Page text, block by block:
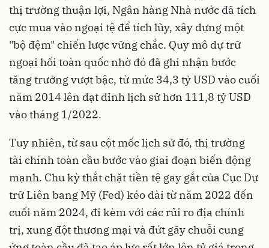
thị trường thuận lợi, Ngân hàng Nhà nước đã tích
cực mua vào ngoại tệ để tích lũy, xây dựng một
"bộ đệm" chiến lược vững chắc. Quy mô dự trữ
ngoại hối toàn quốc nhờ đó đã ghi nhận bước
tăng trưởng vượt bậc, từ mức 34,3 tỷ USD vào cuối
năm 2014 lên đạt đỉnh lịch sử hơn 111,8 tỷ USD
vào tháng 1/2022.
Tuy nhiên, từ sau cột mốc lịch sử đó, thị trường
tài chính toàn cầu bước vào giai đoạn biến động
mạnh. Chu kỳ thắt chặt tiền tệ gay gắt của Cục Dự
trữ Liên bang Mỹ (Fed) kéo dài từ năm 2022 đến
cuối năm 2024, đi kèm với các rủi ro địa chính
trị, xung đột thương mại và đứt gãy chuỗi cung